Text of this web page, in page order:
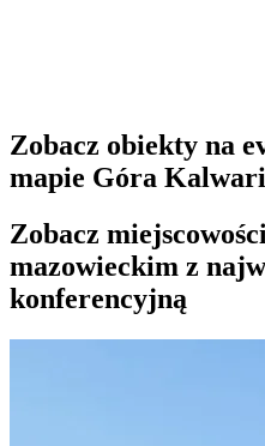
Zobacz obiekty na
mapie Góra
Zobacz
mazowieckim z
konferencyjną